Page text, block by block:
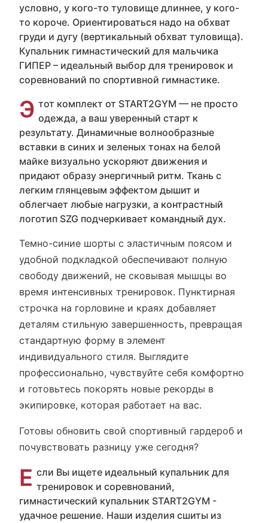
условно, у кого-то туловище длиннее, у кого-
то короче. Ориентироваться надо на обхват
груди и дугу (вертикальный обхват туловища).
Купальник гимнастический для мальчика
ГИПЕР – идеальный выбор для тренировок и
соревнований по спортивной гимнастике.
Э тот комплект от START2GYM — не просто
одежда, а ваш уверенный старт к
результату. Динамичные волнообразные
вставки в синих и зеленых тонах на белой
майке визуально ускоряют движения и
придают образу энергичный ритм. Ткань с
легким глянцевым эффектом дышит и
облегчает любые нагрузки, а контрастный
логотип SZG подчеркивает командный дух.
Темно-синие шорты с эластичным поясом и
удобной подкладкой обеспечивают полную
свободу движений, не сковывая мышцы во
время интенсивных тренировок. Пунктирная
строчка на горловине и краях добавляет
деталям стильную завершенность, превращая
стандартную форму в элемент
индивидуального стиля. Выглядите
профессионально, чувствуйте себя комфортно
и готовьтесь покорять новые рекорды в
экипировке, которая работает на вас.
Готовы обновить свой спортивный гардероб и
почувствовать разницу уже сегодня?
Е сли Вы ищете идеальный купальник для
тренировок и соревнований,
гимнастический купальник START2GYM -
удачное решение. Наши изделия сшиты из